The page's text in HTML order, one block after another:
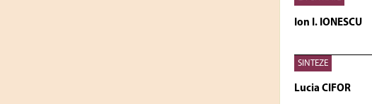
Ion I. IONESCU
SINTEZE
Lucia CIFOR